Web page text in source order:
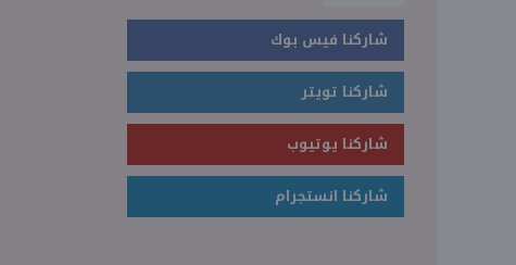
شاركنا فيس بوك
شاركنا تويتر
شاركنا يوتيوب
شاركنا انستجرام